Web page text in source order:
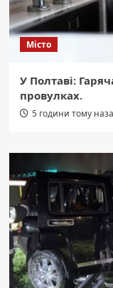
Місто
У Полтаві:
провулках.
5 години тому